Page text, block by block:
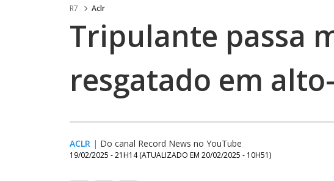
R7 Aclr
Tripulante passa
resgatado em
ACLR | Do canal Record News no YouTube
19/02/2025 - 21H14 (ATUALIZADO EM 20/02/2025 - 10H51)